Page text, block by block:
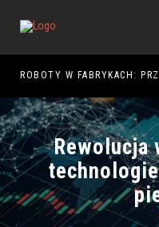
ROBOTY W FABRYKACH:
Rewolucja